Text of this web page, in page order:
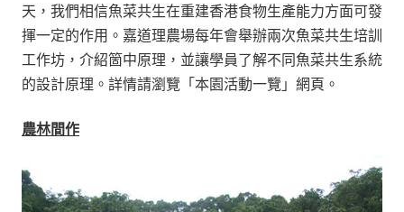
天，我們相信魚菜共生在重建香港食物生產能力方面可發
揮一定的作用。嘉道理農場每年會舉辦兩次魚菜共生培訓
工作坊，介紹箇中原理，並讓學員了解不同魚菜共生系統
的設計原理。詳情請瀏覽「本園活動一覽」網頁。
農林間作